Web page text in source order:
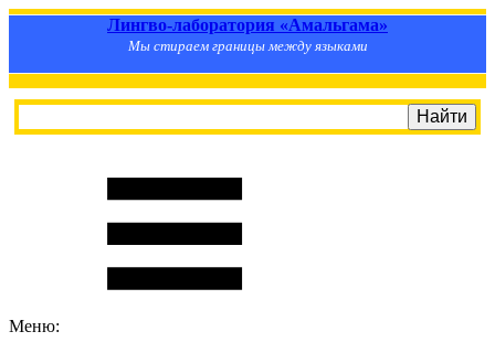
Лингво-лаборатория «Амальгама»
Мы стираем границы между языками
Меню: